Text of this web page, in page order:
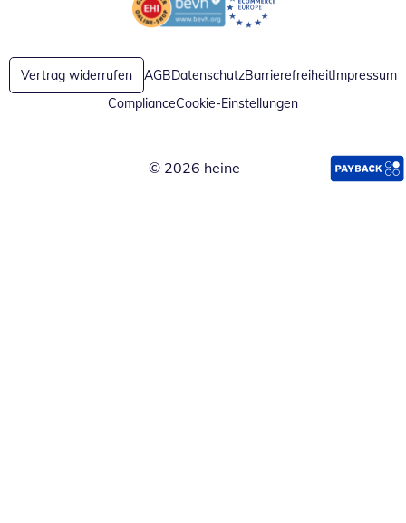
Öffnet in neuem FensterÖffnet in neuem Fenster
Vertrag widerrufen AGBDatenschutzBarrierefreiheitImpressum
ComplianceCookie-Einstellungen
© 2026 heine